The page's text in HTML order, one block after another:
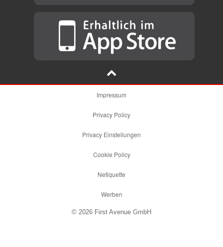
Impressum
Privacy Policy
Privacy Einstellungen
Cookie Policy
Netiquette
Werben
© 2026 First Avenue GmbH